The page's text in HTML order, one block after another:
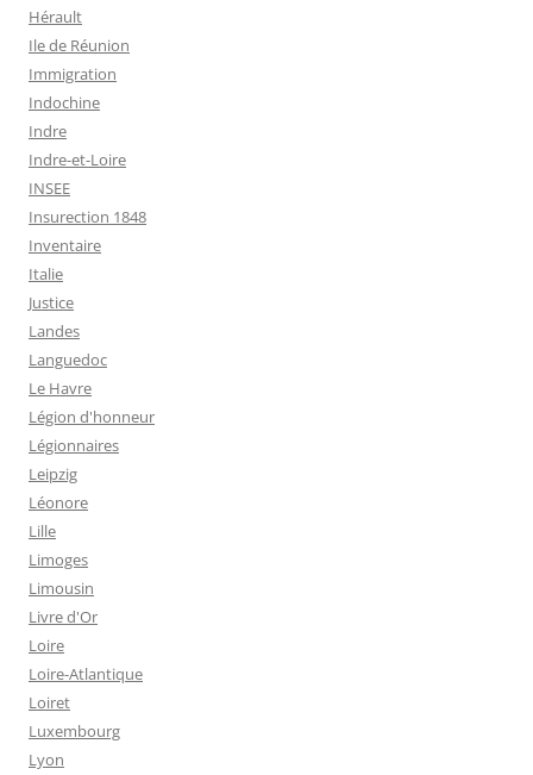
Hérault
Ile de Réunion
Immigration
Indochine
Indre
Indre-et-Loire
INSEE
Insurection 1848
Inventaire
Italie
Justice
Landes
Languedoc
Le Havre
Légion d'honneur
Légionnaires
Leipzig
Léonore
Lille
Limoges
Limousin
Livre d'Or
Loire
Loire-Atlantique
Loiret
Luxembourg
Lyon